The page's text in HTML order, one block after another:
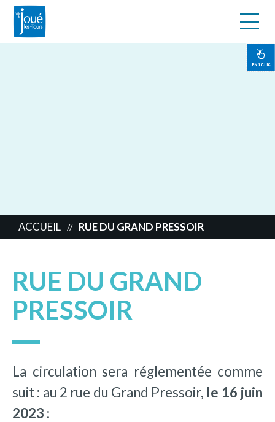
EN 1 CLIC
ACCUEIL // RUE DU GRAND PRESSOIR
RUE DU GRAND
PRESSOIR
La circulation sera réglementée comme
suit : au 2 rue du Grand Pressoir, le 16 juin
2023 :